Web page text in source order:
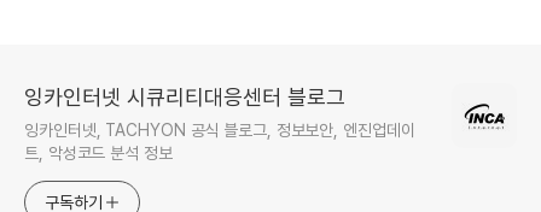
잉카인터넷 시큐리티대응센터 블로그
잉카인터넷, TACHYON 공식 블로그, 정보보안, 엔진업데이
트, 악성코드 분석 정보
구독하기